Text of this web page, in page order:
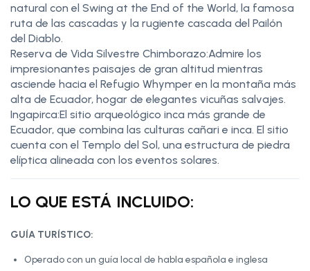
natural con el Swing at the End of the World, la famosa
ruta de las cascadas y la rugiente cascada del Pailón
del Diablo.
Reserva de Vida Silvestre Chimborazo:Admire los
impresionantes paisajes de gran altitud mientras
asciende hacia el Refugio Whymper en la montaña más
alta de Ecuador, hogar de elegantes vicuñas salvajes.
Ingapirca:El sitio arqueológico inca más grande de
Ecuador, que combina las culturas cañari e inca. El sitio
cuenta con el Templo del Sol, una estructura de piedra
elíptica alineada con los eventos solares.
LO QUE ESTÁ INCLUIDO:
GUÍA TURÍSTICO:
Operado con un guía local de habla española e inglesa